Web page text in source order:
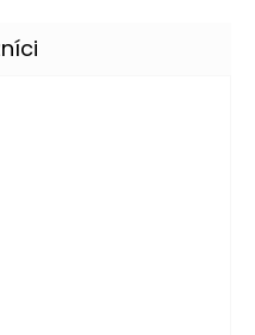
je 5 z 5 hvězdiček.
je 5 z 5 hvězdiček.